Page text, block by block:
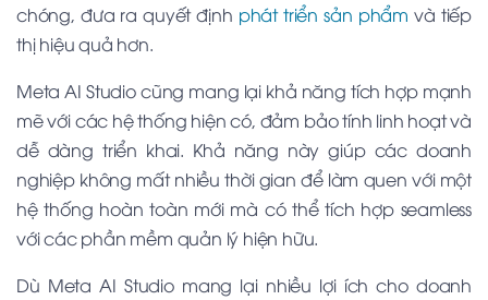
chóng, đưa ra quyết định phát triển sản phẩm và tiếp
thị hiệu quả hơn.
Meta AI Studio cũng mang lại khả năng tích hợp mạnh
mẽ với các hệ thống hiện có, đảm bảo tính linh hoạt và
dễ dàng triển khai. Khả năng này giúp các doanh
nghiệp không mất nhiều thời gian để làm quen với một
hệ thống hoàn toàn mới mà có thể tích hợp seamless
với các phần mềm quản lý hiện hữu.
Dù Meta AI Studio mang lại nhiều lợi ích cho doanh